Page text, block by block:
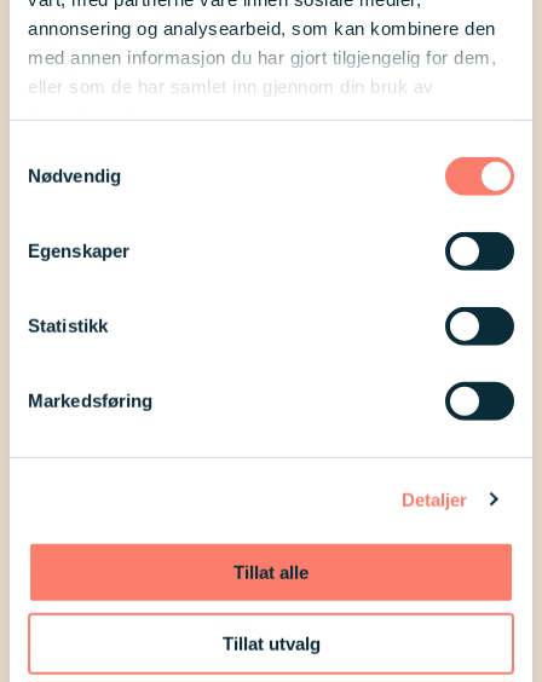
annonsering og analysearbeid, som kan kombinere den
med annen informasjon du har gjort tilgjengelig for dem,
eller som de har samlet inn gjennom din bruk av
Nødvendig
Egenskaper
Statistikk
Markedsføring
Detaljer
Tillat alle
Tillat utvalg
Andre spørsmål
Dette handler om digital
inkludering og digital sikkerhet,
men også om praktiske og